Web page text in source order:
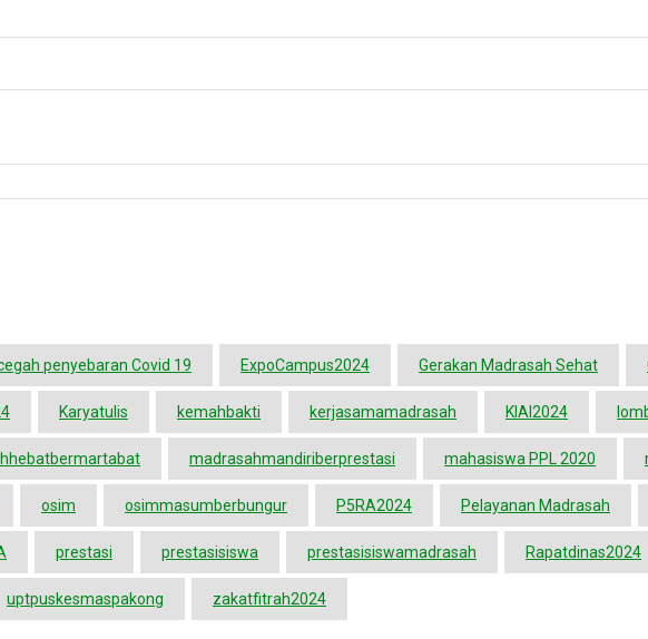
penyebaran Covid 19 ExpoCampus2024 Gerakan Madrasah Sehat
Karyatulis kemahbakti kerjasamamadrasah KIAI2024
madrasahmandiriberprestasi mahasiswa PPL 2020
osim osimmasumberbungur P5RA2024 Pelayanan Madrasah
prestasi prestasisiswa prestasisiswamadrasah Rapatdinas2024
uptpuskesmaspakong zakatfitrah2024